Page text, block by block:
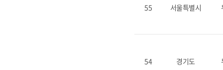
55 서울특별시
54 경기도